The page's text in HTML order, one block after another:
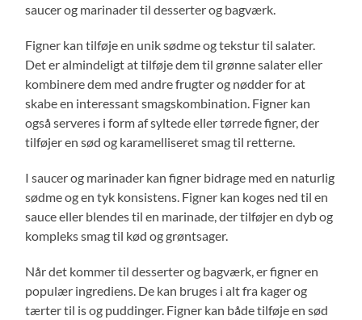
saucer og marinader til desserter og bagværk.
Figner kan tilføje en unik sødme og tekstur til salater.
Det er almindeligt at tilføje dem til grønne salater eller
kombinere dem med andre frugter og nødder for at
skabe en interessant smagskombination. Figner kan
også serveres i form af syltede eller tørrede figner, der
tilføjer en sød og karamelliseret smag til retterne.
I saucer og marinader kan figner bidrage med en naturlig
sødme og en tyk konsistens. Figner kan koges ned til en
sauce eller blendes til en marinade, der tilføjer en dyb og
kompleks smag til kød og grøntsager.
Når det kommer til desserter og bagværk, er figner en
populær ingrediens. De kan bruges i alt fra kager og
tærter til is og puddinger. Figner kan både tilføje en sød